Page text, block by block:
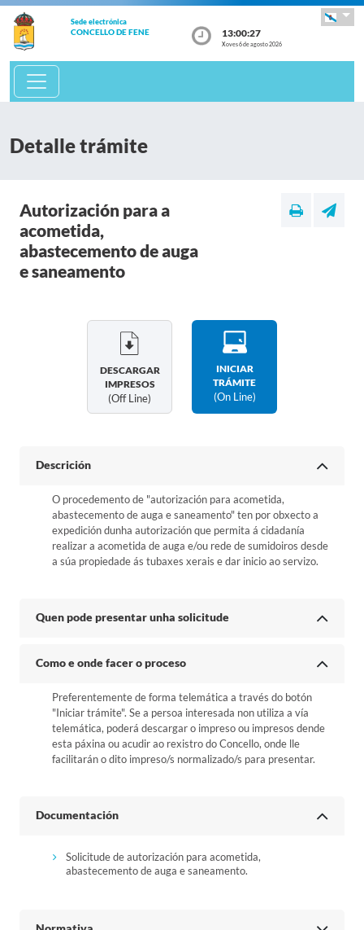
Sede electrónica
CONCELLO DE FENE 13:00:27
Xoves 6 de agosto 2026
Detalle trámite
Autorización para a
acometida,
abastecemento de auga
e saneamento
DESCARGAR
IMPRESOS
(off Line)
INICIAR
TRÁMITE
(on Line)
Descrición
O procedemento de "autorización para acometida,
abastecemento de auga e saneamento" ten por obxecto a
expedición dunha autorización que permita á cidadanía
realizar a acometida de auga e/ou rede de sumidoiros desde
a súa propiedade ás tubaxes xerais e dar inicio ao servizo.
Quen pode presentar unha solicitude
Como e onde facer o proceso
Preferentemente de forma telemática a través do botón
"Iniciar trámite". Se a persoa interesada non utiliza a vía
telemática, poderá descargar o impreso ou impresos dende
esta páxina ou acudir ao rexistro do Concello, onde lle
facilitarán o dito impreso/s normalizado/s para presentar.
Documentación
Solicitude de autorización para acometida,
abastecemento de auga e saneamento.